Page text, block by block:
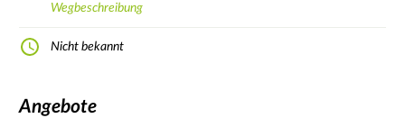
Wegbeschreibung
Nicht bekannt
Angebote